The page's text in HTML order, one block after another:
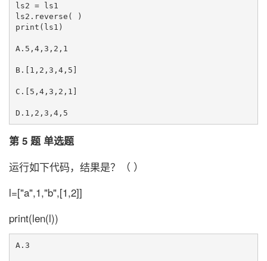
ls2 = ls1
ls2.reverse( )
print(ls1)
A.5,4,3,2,1
B.[1,2,3,4,5]
C.[5,4,3,2,1]
第 5 题 单选题
运行如下代码，结果是？（ ）
l=["a",1,"b",[1,2]]
print(len(l))
A.3